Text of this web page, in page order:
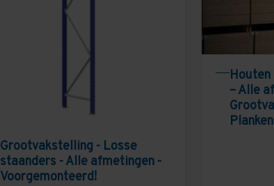
Grootvakstelling - Losse
staanders - Alle afmetingen -
Voorgemonteerd!
– Alle
Planken